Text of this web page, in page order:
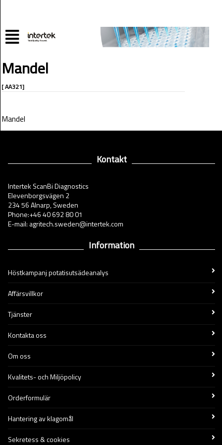
Mandel
[ AA321]
Mandel
Kontakt
Intertek ScanBi Diagnostics
Elevenborgsvägen 2
234 56 Alnarp, Sweden
Phone:+46 40 692 80 01
E-mail: agritech.sweden@intertek.com
Information
Höstkampanj potatisutsädeanalys
Affärsvillkor
Tjänster
Kontakta oss
Om oss
Kvalitets- och Miljöpolicy
Orderformulär
Hantering av klagomål
Sekretess & cookies